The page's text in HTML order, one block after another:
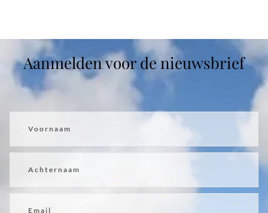
Aanmelden voor de nieuwsbrief